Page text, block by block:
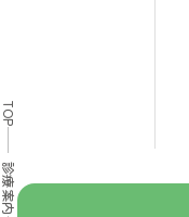
TOP
診療案内